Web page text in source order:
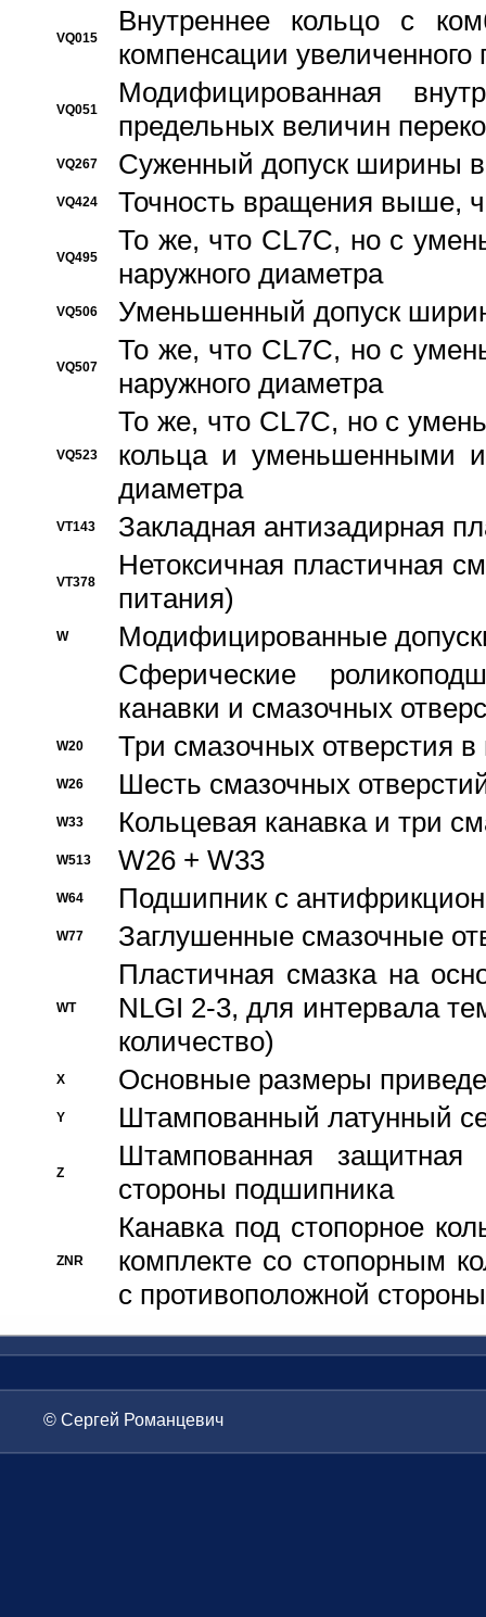
VQ015
Bнутреннее кольцо с
компенсации увеличенного
VQ051
Модифицированная
предельных величин
VQ267 Суженный допуск ширины
VQ424 Точность вращения выше,
VQ495
То же, что CL7C, но с
наружного диаметра
VQ506 Уменьшенный допуск
VQ507
То же, что CL7C, но с
наружного диаметра
VQ523
То же, что CL7C, но с
кольца и уменьшенными
диаметра
VT143 Закладная антизадирная
VT378
Нетоксичная пластичная
питания)
W
Модифицированные
Сферические
канавки и смазочных
W20 Три смазочных отверстия
W26 Шесть смазочных
W33 Кольцевая канавка и три
W513 W26 + W33
W64 Подшипник с
W77 Заглушенные смазочные
WT
Пластичная смазка на
NLGI 2-3, для интервала
количество)
X Основные размеры
Y Штампованный латунный
Z
Штампованная
стороны подшипника
ZNR
Канавка под стопорное
комплекте со стопорным
с противоположной стороны
© Сергей Романцевич